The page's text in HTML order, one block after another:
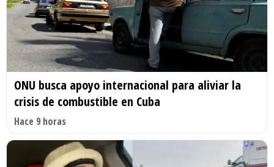
ONU busca apoyo internacional para aliviar la
crisis de combustible en Cuba
Hace 9 horas